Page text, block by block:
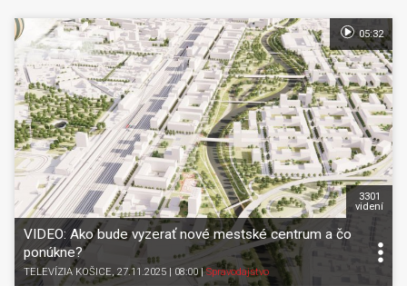
VIDEO: Ako bude vyzerať nové mestské centrum a čo
ponúkne?
TELEVÍZIA KOŠICE, 27.11.2025 | 08:00|Spravodajstvo
3301
videní
05:32